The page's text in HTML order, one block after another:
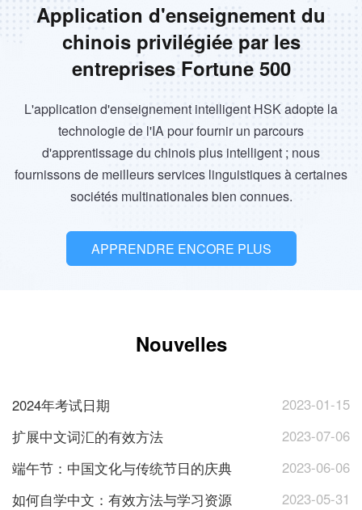
Application d'enseignement du
chinois privilégiée par les
entreprises Fortune 500
L'application d'enseignement intelligent HSK adopte la
technologie de l'IA pour fournir un parcours
d'apprentissage du chinois plus intelligent ; nous
fournissons de meilleurs services linguistiques à certaines
sociétés multinationales bien connues.
APPRENDRE ENCORE PLUS
Nouvelles
2024年考试日期
2023-01-15
扩展中文词汇的有效方法
2023-07-06
端午节：中国文化与传统节日的庆典
2023-06-06
如何自学中文：有效方法与学习资源
2023-05-31